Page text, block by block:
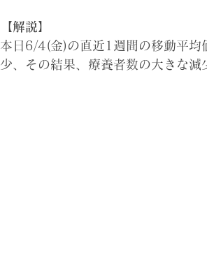
【解説】
本日6/4(金)の直近1週間の移動平均
少、その結果、療養者数の大きな減